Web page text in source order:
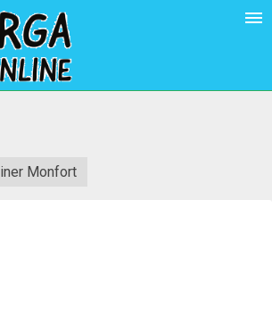
Monfort